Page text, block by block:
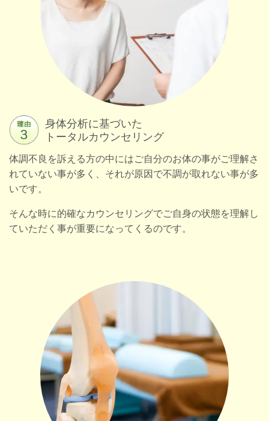
身体分析に基づいた
トータルカウンセリング
体調不良を訴える方の中にはご自分のお体の事がご理解さ
れていない事が多く、それが原因で不調が取れない事が多
いです。
そんな時に的確なカウンセリングでご自身の状態を理解し
ていただく事が重要になってくるのです。